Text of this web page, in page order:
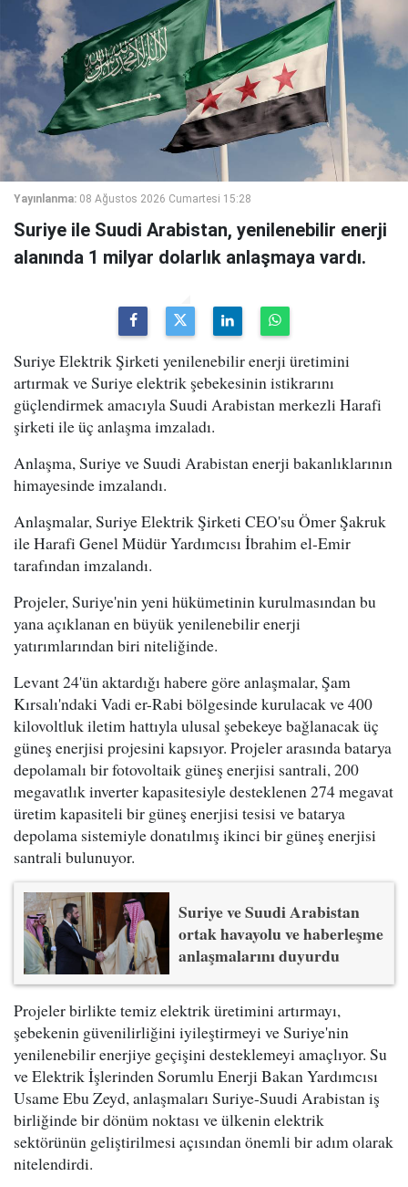
Yayınlanma: 08 Ağustos 2026 Cumartesi 15:28
Suriye ile Suudi Arabistan, yenilenebilir enerji
alanında 1 milyar dolarlık anlaşmaya vardı.
Suriye Elektrik Şirketi yenilenebilir enerji üretimini
artırmak ve Suriye elektrik şebekesinin istikrarını
güçlendirmek amacıyla Suudi Arabistan merkezli Harafi
şirketi ile üç anlaşma imzaladı.
Anlaşma, Suriye ve Suudi Arabistan enerji bakanlıklarının
himayesinde imzalandı.
Anlaşmalar, Suriye Elektrik Şirketi CEO'su Ömer Şakruk
ile Harafi Genel Müdür Yardımcısı İbrahim el-Emir
tarafından imzalandı.
Projeler, Suriye'nin yeni hükümetinin kurulmasından bu
yana açıklanan en büyük yenilenebilir enerji
yatırımlarından biri niteliğinde.
Levant 24'ün aktardığı habere göre anlaşmalar, Şam
Kırsalı'ndaki Vadi er-Rabi bölgesinde kurulacak ve 400
kilovoltluk iletim hattıyla ulusal şebekeye bağlanacak üç
güneş enerjisi projesini kapsıyor. Projeler arasında batarya
depolamalı bir fotovoltaik güneş enerjisi santrali, 200
megavatlık inverter kapasitesiyle desteklenen 274 megavat
üretim kapasiteli bir güneş enerjisi tesisi ve batarya
depolama sistemiyle donatılmış ikinci bir güneş enerjisi
santrali bulunuyor.
Suriye ve Suudi Arabistan
ortak havayolu ve haberleşme
anlaşmalarını duyurdu
Projeler birlikte temiz elektrik üretimini artırmayı,
şebekenin güvenilirliğini iyileştirmeyi ve Suriye'nin
yenilenebilir enerjiye geçişini desteklemeyi amaçlıyor. Su
ve Elektrik İşlerinden Sorumlu Enerji Bakan Yardımcısı
Usame Ebu Zeyd, anlaşmaları Suriye-Suudi Arabistan iş
birliğinde bir dönüm noktası ve ülkenin elektrik
sektörünün geliştirilmesi açısından önemli bir adım olarak
nitelendirdi.